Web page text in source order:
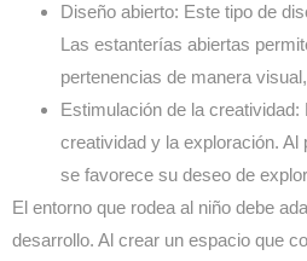
Diseño abierto: Este tipo de
Las estanterías abiertas
pertenencias de manera
Estimulación de la creatividad:
creatividad y la exploración.
se favorece su deseo de
El entorno que rodea al niño debe
desarrollo. Al crear un espacio que